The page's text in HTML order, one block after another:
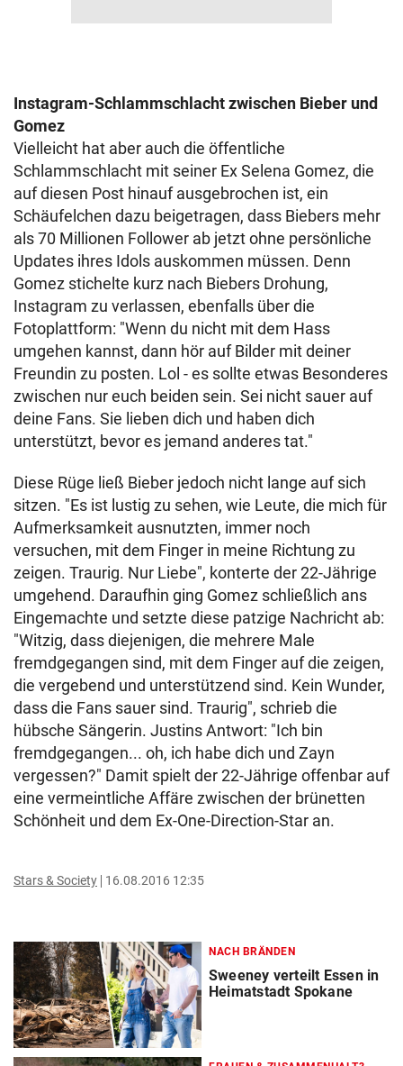
Instagram-Schlammschlacht zwischen Bieber und
Gomez
Vielleicht hat aber auch die öffentliche
Schlammschlacht mit seiner Ex Selena Gomez, die
auf diesen Post hinauf ausgebrochen ist, ein
Schäufelchen dazu beigetragen, dass Biebers mehr
als 70 Millionen Follower ab jetzt ohne persönliche
Updates ihres Idols auskommen müssen. Denn
Gomez stichelte kurz nach Biebers Drohung,
Instagram zu verlassen, ebenfalls über die
Fotoplattform: "Wenn du nicht mit dem Hass
umgehen kannst, dann hör auf Bilder mit deiner
Freundin zu posten. Lol - es sollte etwas Besonderes
zwischen nur euch beiden sein. Sei nicht sauer auf
deine Fans. Sie lieben dich und haben dich
unterstützt, bevor es jemand anderes tat."
Diese Rüge ließ Bieber jedoch nicht lange auf sich
sitzen. "Es ist lustig zu sehen, wie Leute, die mich für
Aufmerksamkeit ausnutzten, immer noch
versuchen, mit dem Finger in meine Richtung zu
zeigen. Traurig. Nur Liebe", konterte der 22-Jährige
umgehend. Daraufhin ging Gomez schließlich ans
Eingemachte und setzte diese patzige Nachricht ab:
"Witzig, dass diejenigen, die mehrere Male
fremdgegangen sind, mit dem Finger auf die zeigen,
die vergebend und unterstützend sind. Kein Wunder,
dass die Fans sauer sind. Traurig", schrieb die
hübsche Sängerin. Justins Antwort: "Ich bin
fremdgegangen... oh, ich habe dich und Zayn
vergessen?" Damit spielt der 22-Jährige offenbar auf
eine vermeintliche Affäre zwischen der brünetten
Schönheit und dem Ex-One-Direction-Star an.
Stars & Society 16.08.2016 12:35
NACH BRÄNDEN
Sweeney verteilt Essen in
Heimatstadt Spokane